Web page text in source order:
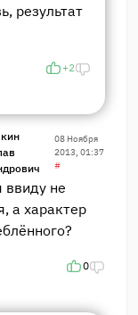
результат
+2
08 Ноября
2013, 01:37
#
не
а характер
0